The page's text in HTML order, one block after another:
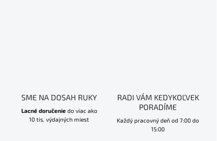
SME NA DOSAH RUKY
Lacné doručeniedo viac ako
10 tis. výdajných miest
RADI VÁM KEDYKOĽVEK
PORADÍME
Každý pracovný deň od 7:00 do
15:00